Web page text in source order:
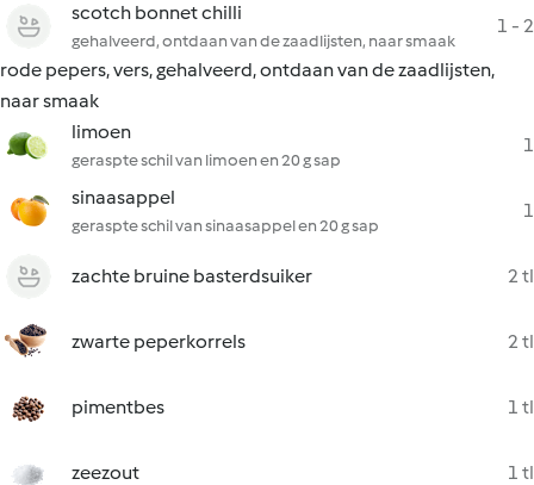
scotch bonnet chilli
gehalveerd, ontdaan van de zaadlijsten, naar smaak
1 - 2
rode pepers, vers, gehalveerd, ontdaan van de zaadlijsten,
naar smaak
limoen
geraspte schil van limoen en 20 g sap
1
sinaasappel
geraspte schil van sinaasappel en 20 g sap
1
zachte bruine basterdsuiker 2 tl
zwarte peperkorrels 2 tl
pimentbes 1 tl
zeezout 1 tl